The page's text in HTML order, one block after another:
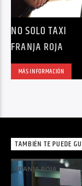
NO SOLO TAXI
FRANJA ROJA
MÁS INFORMACIÓN
TAMBIÉN TE PUEDE
FRANJA ROJA